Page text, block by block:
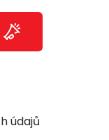
údajů